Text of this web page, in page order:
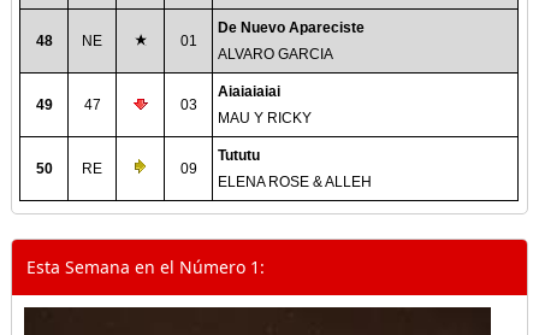
48 NE 01
De Nuevo Apareciste
ALVARO GARCIA
49 47 03
Aiaiaiaiai
MAU Y RICKY
50 RE 09
Tututu
ELENA ROSE & ALLEH
Esta Semana en el Número 1: